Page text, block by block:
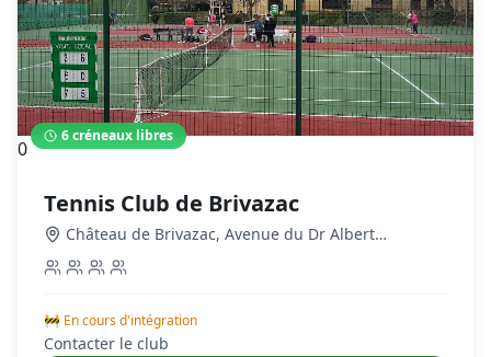
0
6créneaux libres
Tennis Club de Brivazac
Château de Brivazac, Avenue du Dr Albert
Schweitzer
🚧 En cours d'intégration
Contacter le club